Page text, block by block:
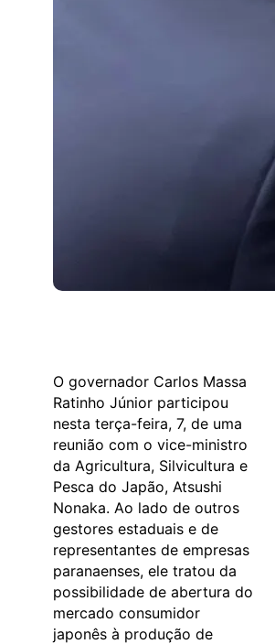
O governador Carlos Massa
Ratinho Júnior participou
nesta terça-feira, 7, de uma
reunião com o vice-ministro
da Agricultura, Silvicultura e
Pesca do Japão, Atsushi
Nonaka. Ao lado de outros
gestores estaduais e de
representantes de empresas
paranaenses, ele tratou da
possibilidade de abertura do
mercado consumidor
japonês à produção de